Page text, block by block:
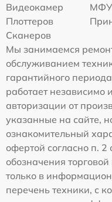
Видеокамер
МФУ
Плоттеров
Сканеров
Мы занимаемся
обслуживанием
гарантийного
работает независимо
авторизации от
указанные на сайте,
ознакомительный
офертой согласно п.
обозначения
только в
перечень техники, с